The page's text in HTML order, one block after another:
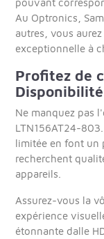
pouvant
Au Optronics,
autres, vous
exceptionnelle à
Profitez de
Ne manquez pas
LTN156AT24-
limitée en font un
recherchent
appareils.
Assurez-vous la
expérience
étonnante dalle